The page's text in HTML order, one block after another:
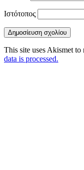
Ιστότοπος
This site uses Akismet to
data is processed.